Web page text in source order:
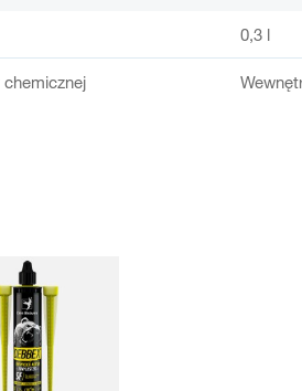
0,3 l